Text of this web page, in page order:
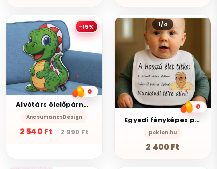
-15%
0
Alvótárs ölelőpárna kétoldalas gyermek formapárna - Dínó 25cm
AncsumancsDesign
2 540 Ft 2 990 Ft
1/4
0
Egyedi fényképes partedli - előke
poklon.hu
2 400 Ft